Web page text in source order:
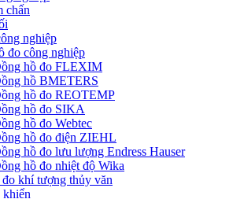
chấn
nghiệp
đo công nghiệp
hồ đo FLEXIM
hồ BMETERS
hồ đo REOTEMP
hồ đo SIKA
hồ đo Webtec
hồ đo điện ZIEHL
hồ đo lưu lượng Endress Hauser
hồ đo nhiệt độ Wika
khí tượng thủy văn
khiển